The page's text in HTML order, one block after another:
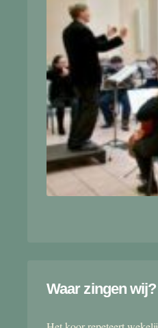
Waar zingen wij?